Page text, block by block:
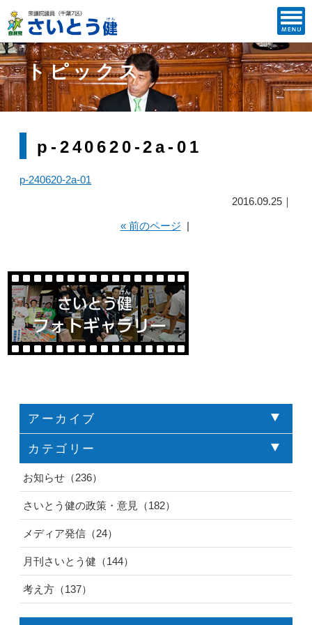
トピックス
p-240620-2a-01
p-240620-2a-01
2016.09.25｜
« 前のページ |
アーカイブ
カテゴリー
お知らせ（236）
さいとう健の政策・意見（182）
メディア発信（24）
月刊さいとう健（144）
考え方（137）